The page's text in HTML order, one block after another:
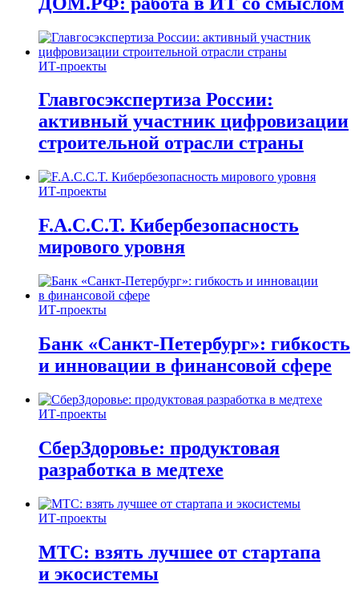
ИТ-проекты
Главгосэкспертиза России:
активный участник цифровизации
строительной отрасли страны
ИТ-проекты
F.A.C.C.T. Кибербезопасность
мирового уровня
ИТ-проекты
Банк «Санкт-Петербург»: гибкость
и инновации в финансовой сфере
ИТ-проекты
СберЗдоровье: продуктовая
разработка в медтехе
ИТ-проекты
МТС: взять лучшее от стартапа
и экосистемы